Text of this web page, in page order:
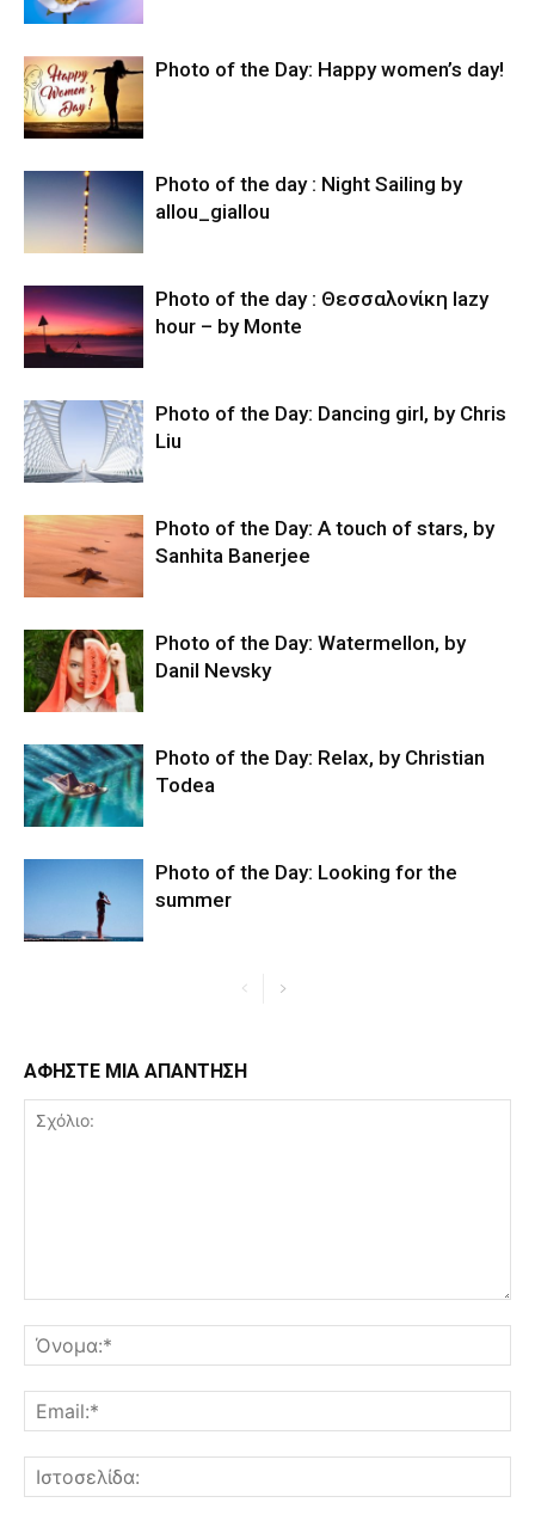
Photo of the Day: Happy women’s day!
Photo of the day : Night Sailing by
allou_giallou
Photo of the day : Θεσσαλονίκη lazy
hour – by Monte
Photo of the Day: Dancing girl, by Chris
Liu
Photo of the Day: A touch of stars, by
Sanhita Banerjee
Photo of the Day: Watermellon, by
Danil Nevsky
Photo of the Day: Relax, by Christian
Todea
Photo of the Day: Looking for the
summer
ΑΦΗΣΤΕ ΜΙΑ ΑΠΑΝΤΗΣΗ